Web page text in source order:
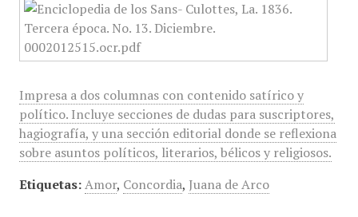
Impresa a dos columnas con contenido satírico y
político. Incluye secciones de dudas para suscriptores,
hagiografía, y una sección editorial donde se reflexiona
sobre asuntos políticos, literarios, bélicos y religiosos.
Etiquetas: Amor, Concordia, Juana de Arco